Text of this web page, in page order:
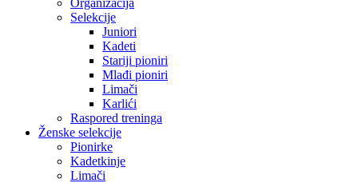
Organizacija
Selekcije
Juniori
Kadeti
Stariji pioniri
Mlađi pioniri
Limači
Karlići
Raspored treninga
Ženske selekcije
Pionirke
Kadetkinje
Limači